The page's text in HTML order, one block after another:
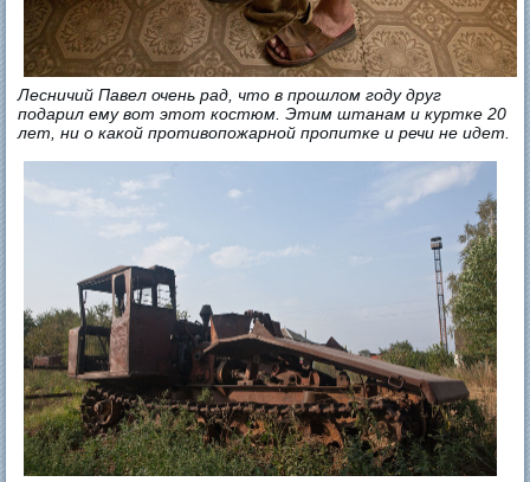
Лесничий Павел очень рад, что в прошлом году друг
подарил ему вот этот костюм. Этим штанам и куртке 20
лет, ни о какой противопожарной пропитке и речи не идет.